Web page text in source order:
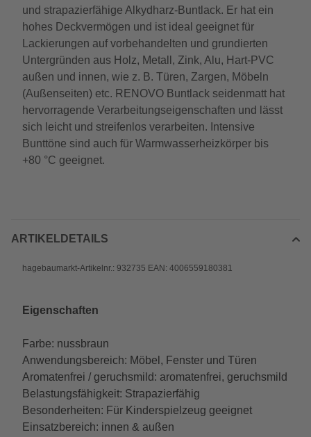
und strapazierfähige Alkydharz-Buntlack. Er hat ein
hohes Deckvermögen und ist ideal geeignet für
Lackierungen auf vorbehandelten und grundierten
Untergründen aus Holz, Metall, Zink, Alu, Hart-PVC
außen und innen, wie z. B. Türen, Zargen, Möbeln
(Außenseiten) etc. RENOVO Buntlack seidenmatt hat
hervorragende Verarbeitungseigenschaften und lässt
sich leicht und streifenlos verarbeiten. Intensive
Bunttöne sind auch für Warmwasserheizkörper bis
+80 °C geeignet.
ARTIKELDETAILS
hagebaumarkt-Artikelnr.: 932735 EAN: 4006559180381
Eigenschaften
Farbe: nussbraun
Anwendungsbereich: Möbel, Fenster und Türen
Aromatenfrei / geruchsmild: aromatenfrei, geruchsmild
Belastungsfähigkeit: Strapazierfähig
Besonderheiten: Für Kinderspielzeug geeignet
Einsatzbereich: innen & außen